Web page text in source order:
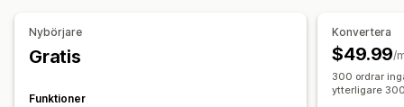
Filtrering Textfragment
Förfrågningar via e-post
Analysverktyg
Nybörjare
Gratis
Funktioner
Konvertera
$49.99/
300 ordrar
ytterligare